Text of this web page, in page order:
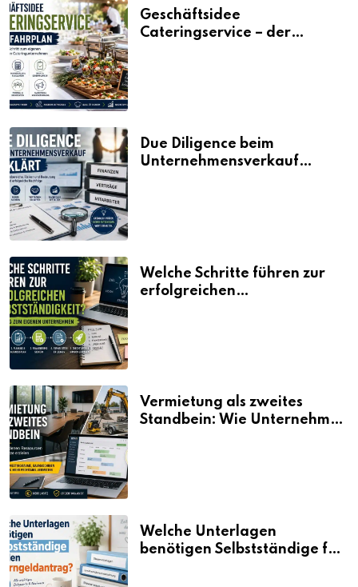
Geschäftsidee
Cateringservice – der
Due Diligence beim
Unternehmensverkauf
Welche Schritte führen zur
erfolgreichen
Vermietung als zweites
Standbein: Wie Unternehmen
Welche Unterlagen
benötigen Selbstständige für